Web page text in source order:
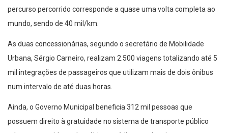
percurso percorrido corresponde a quase uma volta completa ao
mundo, sendo de 40 mil/km.
As duas concessionárias, segundo o secretário de Mobilidade
Urbana, Sérgio Carneiro, realizam 2.500 viagens totalizando até 5
mil integrações de passageiros que utilizam mais de dois ônibus
num intervalo de até duas horas.
Ainda, o Governo Municipal beneficia 312 mil pessoas que
possuem direito à gratuidade no sistema de transporte público